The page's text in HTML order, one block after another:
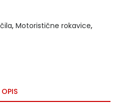
, Motoristične rokavice,
OPIS